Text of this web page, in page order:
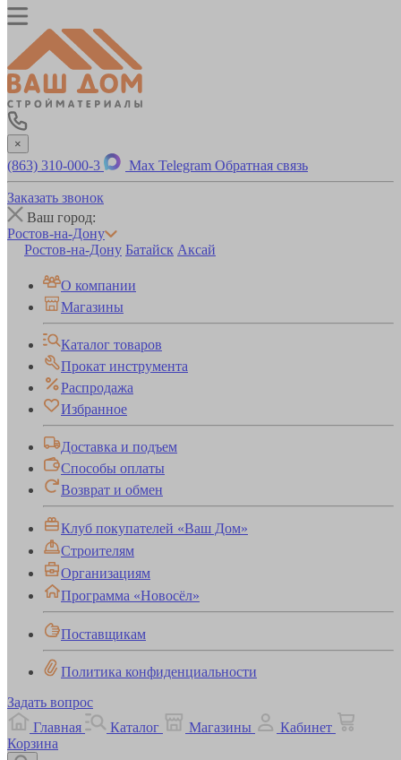
×
(863) 310-000-3 Max Telegram Обратная связь
Заказать звонок
Ваш город:
Ростов-на-Дону
Ростов-на-Дону Батайск Аксай
О компании
Магазины
Каталог товаров
Прокат инструмента
Распродажа
Избранное
Доставка и подъем
Способы оплаты
Возврат и обмен
Клуб покупателей «Ваш Дом»
Строителям
Организациям
Программа «Новосёл»
Поставщикам
Политика конфиденциальности
Задать вопрос
Главная
Каталог Магазины
Кабинет
Корзина